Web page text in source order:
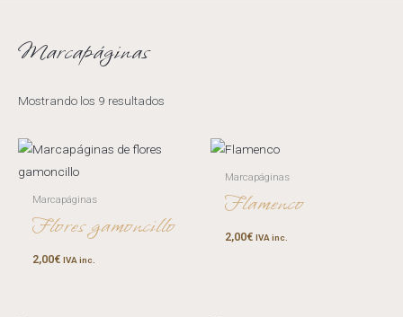
Marcapáginas
Mostrando los 9 resultados
Marcapáginas
Flores gamoncillo
2,00€ IVA inc.
Marcapáginas
Flamenco
2,00€ IVA inc.